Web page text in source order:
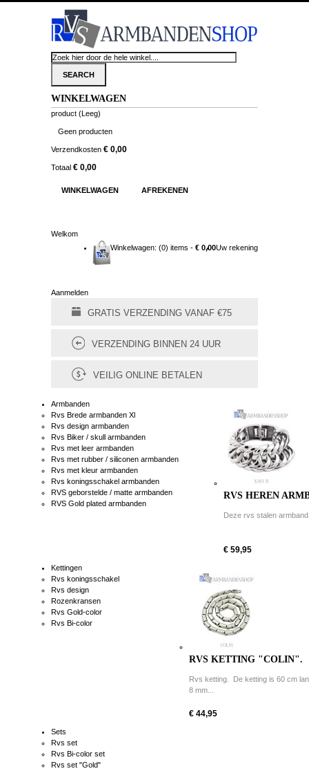
WINKELWAGEN
product (Leeg)
Geen producten
Verzendkosten € 0,00
Totaal € 0,00
WINKELWAGEN AFREKENEN
Winkelwagen: (0) items - € 0,00Uw rekening
Welkom
Aanmelden
GRATIS VERZENDING VANAF €75
VERZENDING BINNEN 24 UUR
VEILIG ONLINE BETALEN
Armbanden
Rvs Brede armbanden Xl
Rvs design armbanden
Rvs Biker / skull armbanden
Rvs met leer armbanden
Rvs met rubber / siliconen armbanden
Rvs met kleur armbanden
Rvs koningsschakel armbanden
RVS geborstelde / matte armbanden
RVS Gold plated armbanden
RVS HEREN
Deze rvs stalen
€ 59,95
Kettingen
Rvs koningsschakel
Rvs design
Rozenkransen
Rvs Gold-color
Rvs Bi-color
RVS KETTING "COLIN".
Rvs ketting. De ketting is 60 cm
8 mm...
€ 44,95
Sets
Rvs set
Rvs Bi-color set
Rvs set "Gold"